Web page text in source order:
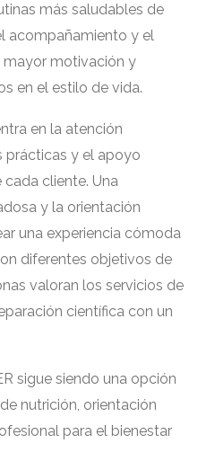
más saludables de
acompañamiento y el
motivación y
en el estilo de vida.
en la atención
prácticas y el apoyo
cliente. Una
y la orientación
una experiencia cómoda
diferentes objetivos de
valoran los servicios de
científica con un
sigue siendo una opción
nutrición, orientación
para el bienestar